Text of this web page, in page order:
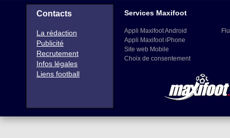
Contacts
La rédaction
Publicité
Recrutement
Infos légales
Liens football
Services Maxifoot
Appli Maxifoot Android
Appli Maxifoot iPhone
Site web Mobile
Choix de consentement